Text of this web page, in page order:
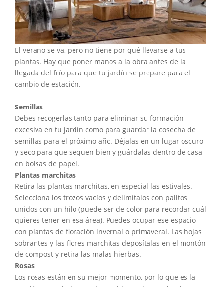
El verano se va, pero no tiene por qué llevarse a tus
plantas. Hay que poner manos a la obra antes de la
llegada del frío para que tu jardín se prepare para el
cambio de estación.
Semillas
Debes recogerlas tanto para eliminar su formación
excesiva en tu jardín como para guardar la cosecha de
semillas para el próximo año. Déjalas en un lugar oscuro
y seco para que sequen bien y guárdalas dentro de casa
en bolsas de papel.
Plantas marchitas
Retira las plantas marchitas, en especial las estivales.
Selecciona los trozos vacíos y delimítalos con palitos
unidos con un hilo (puede ser de color para recordar cuál
quieres tener en esa área). Puedes ocupar ese espacio
con plantas de floración invernal o primaveral. Las hojas
sobrantes y las flores marchitas deposítalas en el montón
de compost y retira las malas hierbas.
Rosas
Los rosas están en su mejor momento, por lo que es la